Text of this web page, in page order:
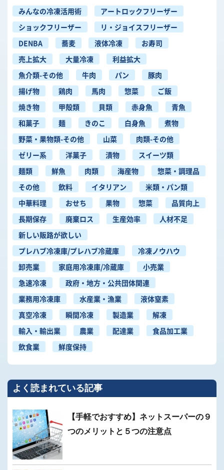
みんなの冷凍活用術
アートロックフリーザー
ショックフリーザー
リ・ジョイスフリーザー
DENBA
蕎麦 液体冷凍
お寿司
売上拡大
大量冷凍
利益拡大
魚介類-その他
牛肉 パン
豚肉
揚げ物
鶏肉 馬肉 惣菜
ご飯
焼き物
甲殻類 貝類 赤身魚
青魚
和菓子
麺 きのこ 白身魚
煮物
野菜・果物類-その他
山菜
肉類-その他
ゼリー系
洋菓子 漬物
スイーツ類
麺類
鮮魚 肉類 海産物
惣菜・調理品
その他
飲料 イタリアン
米類・パン類
中華料理
おせち 果物 惣菜
品質向上
長期保存
廃棄ロス 生産効率
人材不足
新しい販路が欲しい
プレハブ冷凍庫/プレハブ冷蔵庫
冷凍ノウハウ
卸売業
家庭用冷凍庫/冷蔵庫
小売業
急速冷凍
政府・地方・公共団体関連
業務用冷凍庫
水産業・漁業
液体窒素
真空冷凍
瞬間冷凍 製造業
解凍
輸入・輸出業
農業 配達業
食品加工業
飲食業
鮮度保持
よく読まれている記事
【手軽でおすすめ】ネットスーパーの９
つのメリットと５つの注意点